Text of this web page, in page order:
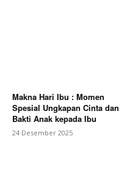
Makna Hari Ibu : Momen
Spesial Ungkapan Cinta dan
Bakti Anak kepada Ibu
24 Desember 2025